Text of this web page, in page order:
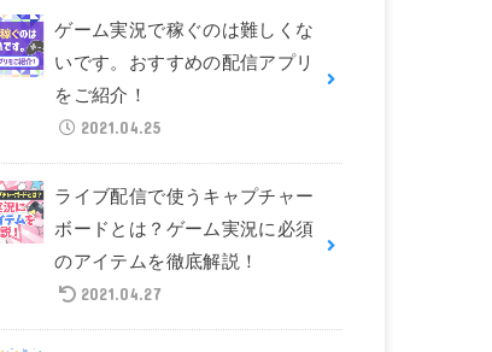
ゲーム実況で稼ぐのは難しくな
いです。おすすめの配信アプリ
をご紹介！
2021.04.25
ライブ配信で使うキャプチャー
ボードとは？ゲーム実況に必須
のアイテムを徹底解説！
2021.04.27